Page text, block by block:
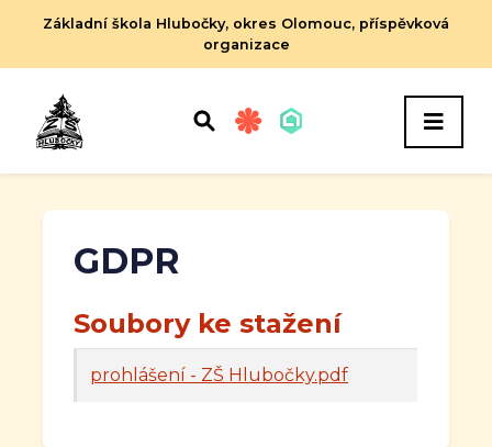
Základní škola Hlubočky, okres Olomouc, příspěvková
organizace
GDPR
Soubory ke stažení
prohlášení - ZŠ Hlubočky.pdf